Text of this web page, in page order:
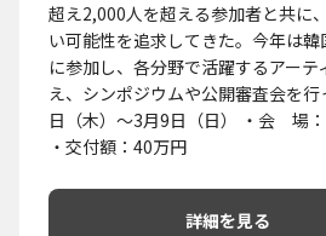
超え2,000人を超える参加者と共に
い可能性を追求してきた。今年は
に参加し、各分野で活躍するアーテ
え、シンポジウムや公開審査会を
日（木）～3月9日（日） ・会 場
・交付額：40万円
詳細を見る